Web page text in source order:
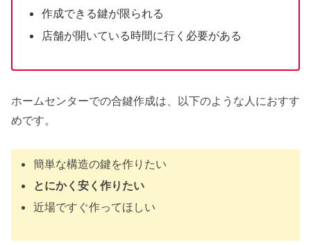
作成できる鍵が限られる
店舗が開いている時間に行く必要がある
ホームセンターでの合鍵作成は、以下のような人におすす
めです。
簡単な構造の鍵を作りたい
とにかく安く作りたい
近場ですぐ作ってほしい